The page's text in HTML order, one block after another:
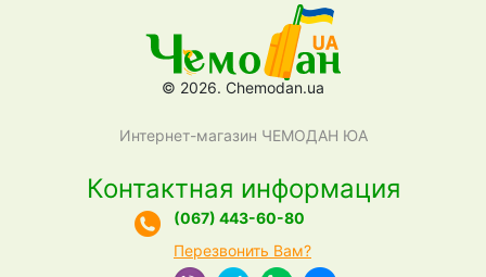
© 2026. Chemodan.ua
Интернет-магазин ЧЕМОДАН ЮА
Контактная информация
(067) 443-60-80
Перезвонить Вам?